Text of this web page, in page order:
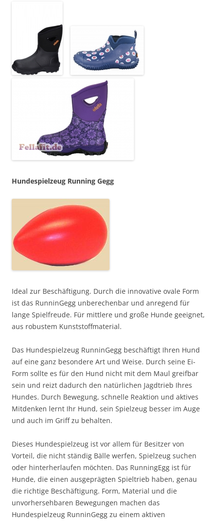
Hundespielzeug Running Gegg
Ideal zur Beschäftigung. Durch die innovative ovale Form
ist das RunninGegg unberechenbar und anregend für
lange Spielfreude. Für mittlere und große Hunde geeignet,
aus robustem Kunststoffmaterial.
Das Hundespielzeug RunninGegg beschäftigt Ihren Hund
auf eine ganz besondere Art und Weise. Durch seine Ei-
Form sollte es für den Hund nicht mit dem Maul greifbar
sein und reizt dadurch den natürlichen Jagdtrieb Ihres
Hundes. Durch Bewegung, schnelle Reaktion und aktives
Mitdenken lernt Ihr Hund, sein Spielzeug besser im Auge
und auch im Griff zu behalten.
Dieses Hundespielzeug ist vor allem für Besitzer von
Vorteil, die nicht ständig Bälle werfen, Spielzeug suchen
oder hinterherlaufen möchten. Das RunningEgg ist für
Hunde, die einen ausgeprägten Spieltrieb haben, genau
die richtige Beschäftigung. Form, Material und die
unvorhersehbaren Bewegungen machen das
Hundespielzeug RunninGegg zu einem aktiven